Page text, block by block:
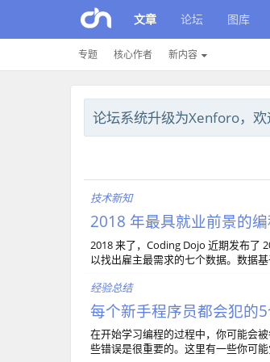
文章
专题 核心作者 新内容
论坛 图库
论坛系统升级为Xenforo，欢
技术新知
2018 年最具就业前景的
2018 来了，Coding Dojo 近期发布了
以找出雇主最需求的七个数据。数据
经验总结
每个新手程序员都会犯的
在开始学习编程的过程中，你可能会
些错误是很重要的。这里有一些你可